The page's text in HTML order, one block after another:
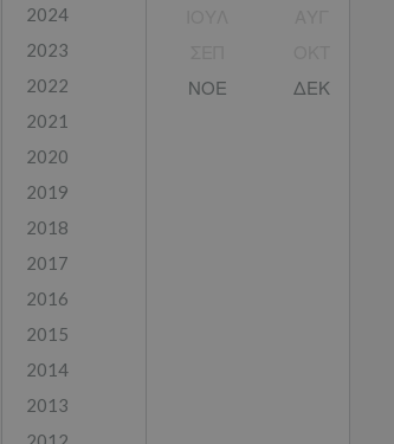
2024
2023
2022
2021
2020
2019
2018
2017
2016
2015
2014
2013
ΝΟΕ
ΔΕΚ